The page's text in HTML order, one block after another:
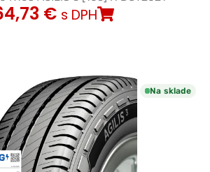
€ s DPH
Na sklade